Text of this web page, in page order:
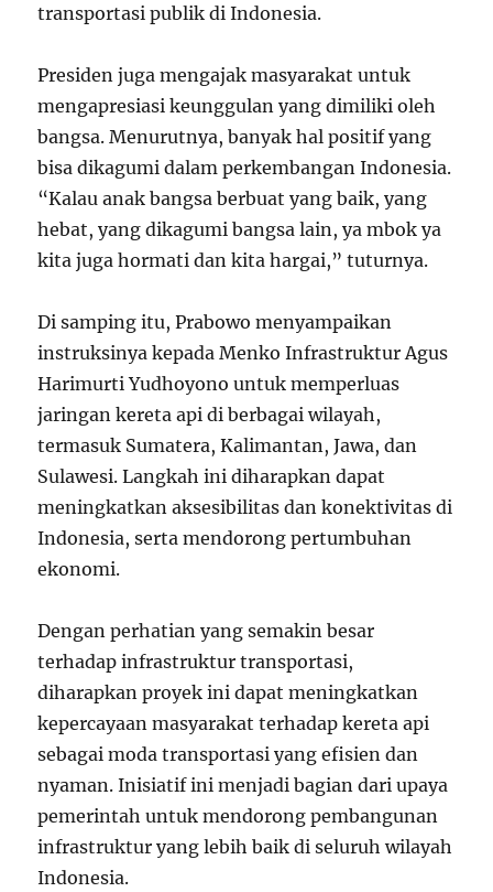
transportasi publik di Indonesia.
Presiden juga mengajak masyarakat untuk
mengapresiasi keunggulan yang dimiliki oleh
bangsa. Menurutnya, banyak hal positif yang
bisa dikagumi dalam perkembangan Indonesia.
“Kalau anak bangsa berbuat yang baik, yang
hebat, yang dikagumi bangsa lain, ya mbok ya
kita juga hormati dan kita hargai,” tuturnya.
Di samping itu, Prabowo menyampaikan
instruksinya kepada Menko Infrastruktur Agus
Harimurti Yudhoyono untuk memperluas
jaringan kereta api di berbagai wilayah,
termasuk Sumatera, Kalimantan, Jawa, dan
Sulawesi. Langkah ini diharapkan dapat
meningkatkan aksesibilitas dan konektivitas di
Indonesia, serta mendorong pertumbuhan
ekonomi.
Dengan perhatian yang semakin besar
terhadap infrastruktur transportasi,
diharapkan proyek ini dapat meningkatkan
kepercayaan masyarakat terhadap kereta api
sebagai moda transportasi yang efisien dan
nyaman. Inisiatif ini menjadi bagian dari upaya
pemerintah untuk mendorong pembangunan
infrastruktur yang lebih baik di seluruh wilayah
Indonesia.